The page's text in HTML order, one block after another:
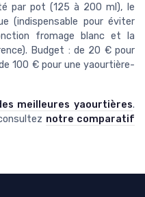
par pot (125 à 200 ml), le
(indispensable pour éviter
fromage blanc et la
Budget : de 20 € pour
100 € pour une yaourtière-
meilleures yaourtières.
notre comparatif